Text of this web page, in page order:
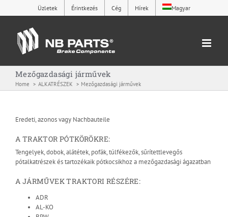
to
Üzletek Érintkezés Cég Hírek Magyar
Mezőgazdasági járművek
Home ALKATRÉSZEK Mezőgazdasági járművek
Eredeti, azonos vagy Nachbauteile
A TRAKTOR PÓTKÖRÖKRE:
Tengelyek, dobok, alátétek, pofák, túlfékezők, sűrítettlevegős
pótalkatrészek és tartozékaik pótkocsikhoz a mezőgazdasági ágazatban
A JÁRMŰVEK TRAKTORI RÉSZÉRE:
ADR
AL-KO